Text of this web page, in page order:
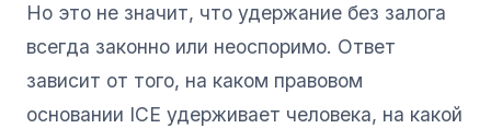
Но это не значит, что удержание без залога
всегда законно или неоспоримо. Ответ
зависит от того, на каком правовом
основании ICE удерживает человека, на какой